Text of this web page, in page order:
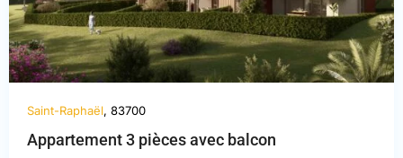
Saint-Raphaël, 83700
Appartement 3 pièces avec balcon